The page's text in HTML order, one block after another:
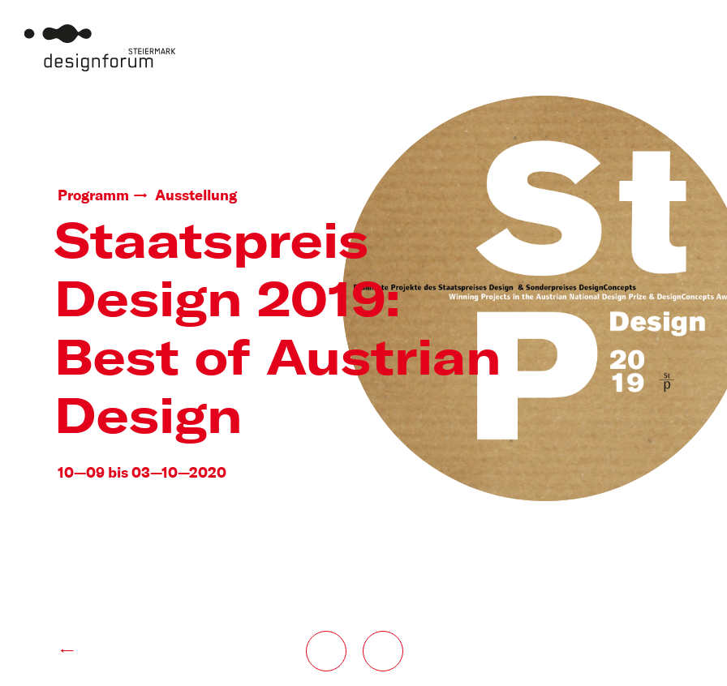
Programm Ausstellung
Staatspreis
Design 2019:
Best of Austrian
Design
10—09 bis 03—10—2020
←